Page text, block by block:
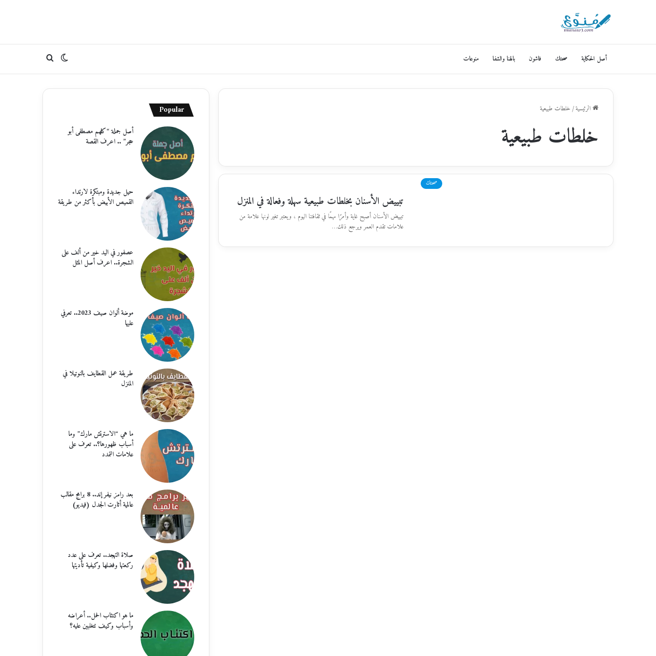
أصل الحكاية صحتك فاشون بالهنا والشفا منوعات بحثالوضع
المظلم
الرئيسية/خلطات طبيعية
خلطات طبيعية
صحتك
تبييض الأسنان بخلطات طبيعية سهلة وفعالة في المنزل
تبييض الأسنان أصبح غاية وأمرًا مهمًا في ثقافتنا اليوم ، ويعتبر تغير لونها علامة من
علامات تقدم العمر ويرجع ذلك…
Popular
أصل جملة “كلهم مصطفى أبو
حجر” .. اعرف القصة
حيل جديدة ومبتكرة لارتداء
القميص الأبيض بأكثر من طريقة
عصفور في اليد خير من ألف على
الشجرة.. اعرف أصل المثل
موضة ألوان صيف 2023.. تعرفي
عليها
طريقة عمل القطايف بالنوتيلا في
المنزل
ما هي “الاسترتش مارك” وما
أسباب ظهورها؟.. تعرف على
علامات التمدد
بعد رامز نيفر إند.. 8 برامج مقالب
عالمية أثارت الجدل (فيديو)
صلاة التهجد.. تعرف على عدد
ركعتها وفضلها وكيفية تأديتها
ما هو اكتئاب الحمل.. أعراضه
وأسباب وكيف تتغلبين عليه؟